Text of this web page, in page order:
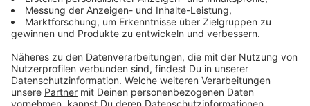
Im Einsatzbereich ist es gerade voll: Viele
Leverkusener befinden sich auf dem Weg ins Stadion.
Die Werkself spielt um 20:30 Uhr gegen den VfB
Stuttgart.
Anzeige